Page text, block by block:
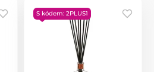
S kódem: 2PLUS1